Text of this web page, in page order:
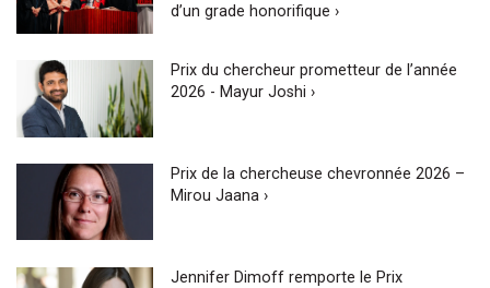
d’un grade honorifique ›
Prix du chercheur prometteur de l’année
2026 - Mayur Joshi ›
Prix de la chercheuse chevronnée 2026 –
Mirou Jaana ›
Jennifer Dimoff remporte le Prix